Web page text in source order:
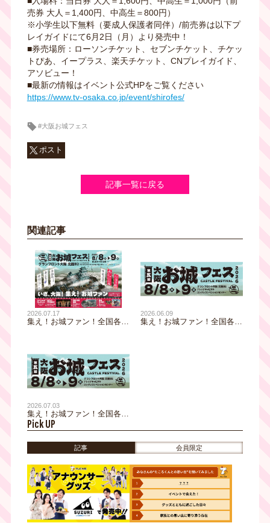
売券 ⼤⼈＝1,400円、中⾼⽣＝800円）
※⼩学⽣以下無料（要成⼈保護者同伴）/前売券は以下プ
レイガイドにて6月2日（月）より発売中！
■券売場所：ローソンチケット、セブンチケット、チケッ
トぴあ、イープラス、楽天チケット、CNプレイガイド、
アソビュー！
■最新の情報はイベント公式HPをご覧ください
https://www.tv-osaka.co.jp/event/shirofes/
#大阪お城フェス
ポスト
記事一覧に戻る
関連記事
2026.07.17
集え！お城ファン！全国各地
力の甲冑展示も決定！
2026.06.09
集え！お城ファン！全国各地
2026.07.03
集え！お城ファン！全国各地
のお城PRブースが群雄割
拠！『大阪・お城フェス
2026』特別企画展示、ステ
ージプログラムを発表！
Pick UP
記事 会員限定